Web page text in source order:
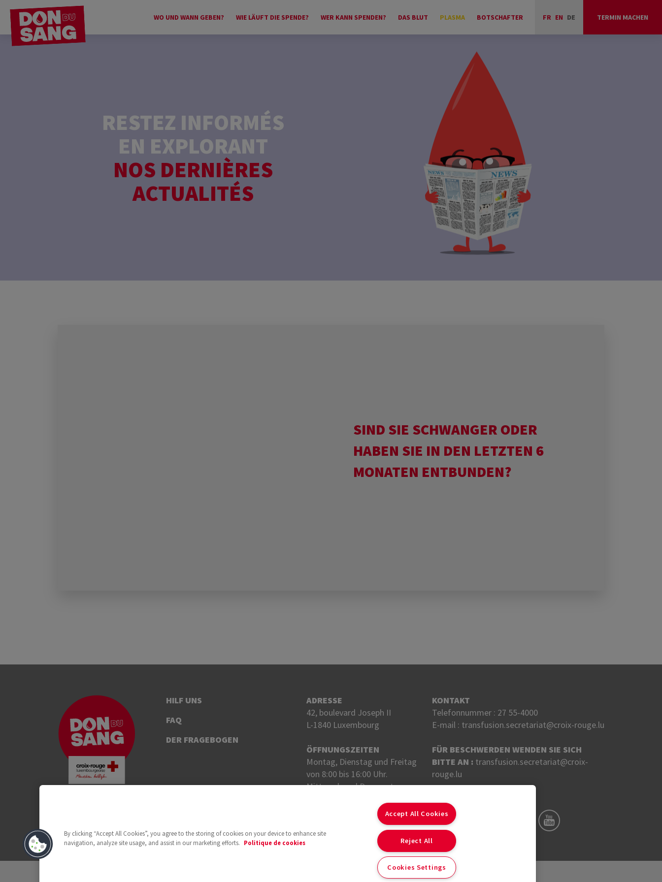
WO UND WANN GEBEN? WIE LÄUFT DIE SPENDE? WER KANN SPENDEN? DAS BLUT PLASMA BOTSCHAFTER FR EN DE TERMIN MACHEN
RESTEZ INFORMÉS
EN EXPLORANT
NOS DERNIÈRES
ACTUALITÉS
SIND SIE SCHWANGER ODER
HABEN SIE IN DEN LETZTEN 6
MONATEN ENTBUNDEN?
HILF UNS
FAQ
DER FRAGEBOGEN
ADRESSE
42, boulevard Joseph II
L-1840 Luxembourg
ÖFFNUNGSZEITEN
Montag, Dienstag und Freitag
von 8:00 bis 16:00 Uhr.
Mittwoch und Donnerstag
KONTAKT
Telefonnummer : 27 55-4000
E-mail : transfusion.secretariat@croix-rouge.lu
FÜR BESCHWERDEN WENDEN SIE SICH
BITTE AN : transfusion.secretariat@croix-
rouge.lu
By clicking “Accept All Cookies”, you agree to the storing of cookies on your device to enhance site
navigation, analyze site usage, and assist in our marketing efforts.
Politique de cookies
Accept All Cookies
Reject All
Cookies Settings